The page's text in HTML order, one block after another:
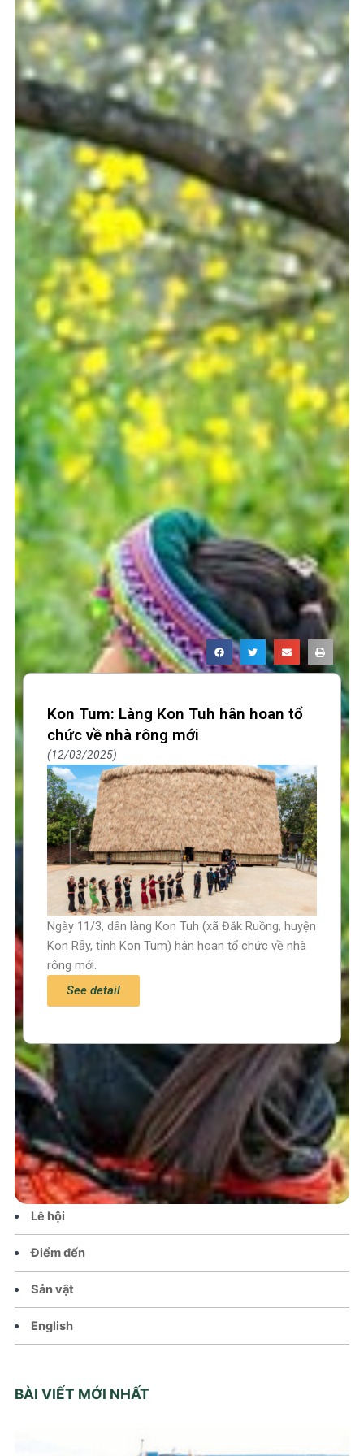
Trang chủ
Tin tức – Sự kiện
Chính sách
Văn hoá – Đời sống
Lễ hội
Điểm đến
Sản vật
English
BÀI VIẾT MỚI NHẤT
Kon Tum: Làng Kon Tuh hân hoan tổ
chức về nhà rông mới
12/03/2025
Ngày 11/3, dân làng Kon Tuh (xã Đăk Ruồng, huyện
Kon Rẫy, tỉnh Kon Tum) hân hoan tổ chức về nhà
rông mới.
See detail